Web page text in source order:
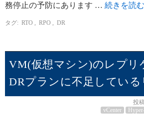
務停止の予防にあります … 続きを読む
タグ: RTO RPO DR
VM(仮想マシン)のレプリ
DRプランに不足している
投
vCenter